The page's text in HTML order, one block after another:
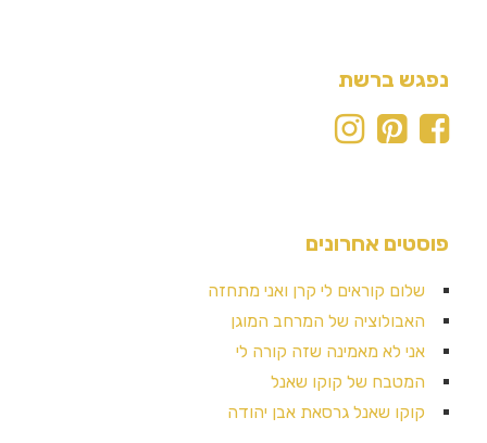
נפגש ברשת
פוסטים אחרונים
שלום קוראים לי קרן ואני מתחזה
האבולוציה של המרחב המוגן
אני לא מאמינה שזה קורה לי
המטבח של קוקו שאנל
קוקו שאנל גרסאת אבן יהודה